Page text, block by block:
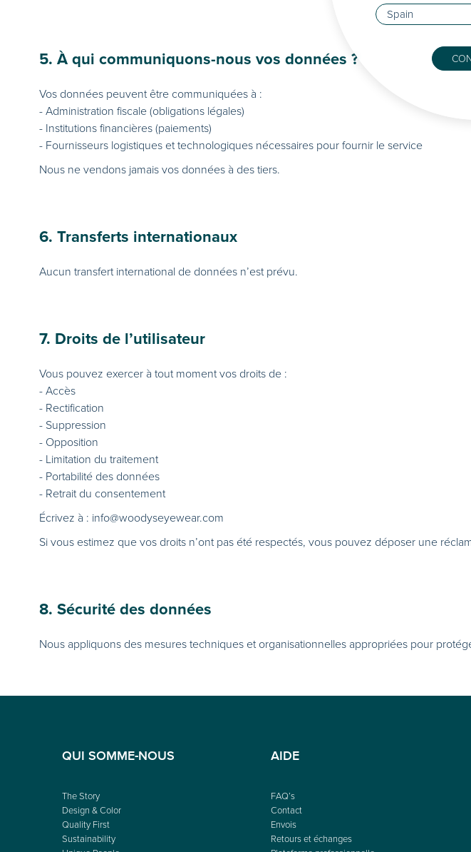
5. À qui communiquons-nous vos données ?
Vos données peuvent être communiquées à :
- Administration fiscale (obligations légales)
- Institutions financières (paiements)
- Fournisseurs logistiques et technologiques nécessaires pour fournir le service
Nous ne vendons jamais vos données à des tiers.
6. Transferts internationaux
Aucun transfert international de données n’est prévu.
7. Droits de l’utilisateur
Vous pouvez exercer à tout moment vos droits de :
- Accès
- Rectification
- Suppression
- Opposition
- Limitation du traitement
- Portabilité des données
- Retrait du consentement
Écrivez à : info@woodyseyewear.com
Si vous estimez que vos droits n’ont pas été respectés, vous pouvez déposer une
8. Sécurité des données
Nous appliquons des mesures techniques et organisationnelles appropriées pour
QUI SOMME-NOUS
The Story
Design & Color
Quality First
Sustainability
AIDE
FAQ’s
Contact
Envois
Retours et échanges